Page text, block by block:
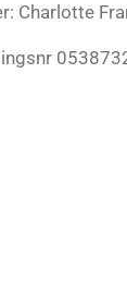
Charlotte